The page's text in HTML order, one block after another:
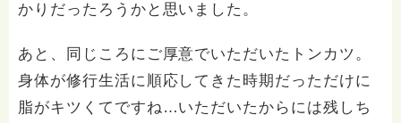
かりだったろうかと思いました。
あと、同じころにご厚意でいただいたトンカツ。
身体が修行生活に順応してきた時期だっただけに
脂がキツくてですね…いただいたからには残しち